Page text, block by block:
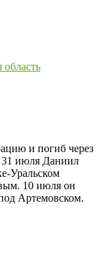
область
и погиб через
31 июля Даниил
Уральском
10 июля он
Артемовском.